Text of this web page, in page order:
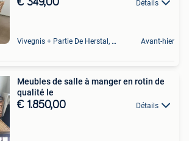
€ 349,00 Détails
Vivegnis + Partie De Herstal, Wandre Et Cheratte Avant-hier
Meubles de salle à manger en rotin de
qualité le
€ 1.850,00 Détails